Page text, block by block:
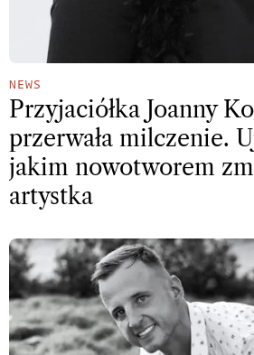
NEWS
Przyjaciółka Joanny
przerwała milczenie.
jakim nowotworem
artystka